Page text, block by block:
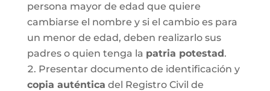
persona mayor de edad que quiere
cambiarse el nombre y si el cambio es para
un menor de edad, deben realizarlo sus
padres o quien tenga la patria potestad.
Presentar documento de identificación y
copia auténtica del Registro Civil de